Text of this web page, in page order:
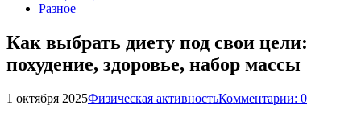
Разное
Как выбрать диету под свои цели:
похудение, здоровье, набор массы
1 октября 2025Физическая активностьКомментарии: 0